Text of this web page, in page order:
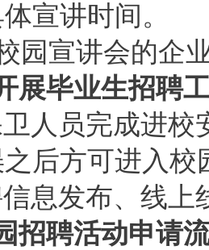
体宣讲时间
宣讲会的企业
展毕业生招聘
人员完成进校
后方可进入校
息发布、线上
招聘活动申请